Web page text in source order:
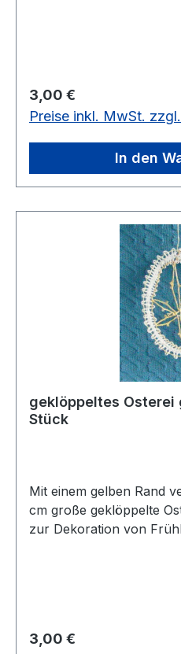
Regulärer Preis:
3,00 €
Preise inkl. MwSt.
In den
geklöppeltes
Stück
Mit einem gelben Rand
cm große geklöppelte
zur Dekoration von
Regulärer Preis:
3,00 €